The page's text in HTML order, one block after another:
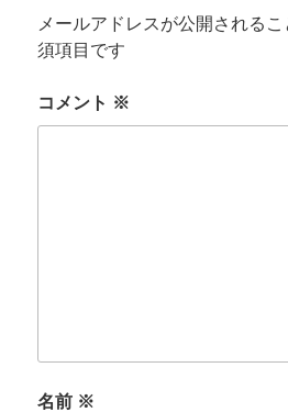
メールアドレスが公開されるこ
須項目です
コメント ※
名前 ※